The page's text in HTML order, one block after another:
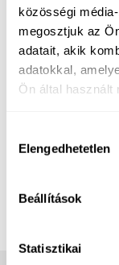
közösségi
megosztjuk az
adatait, akik
adatokkal,
Ön által használt
kiválasztása
Elengedhetetlen
Beállítások
Statisztikai
házirend
igazolását a
szükséges
nyomtatványt
reggel a
nem szükséges